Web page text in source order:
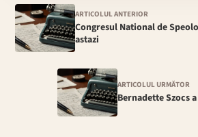
ARTICOLUL ANTERIOR
Congresul National de
astazi
ARTICOLUL URMĂTOR
Bernadette Szocs